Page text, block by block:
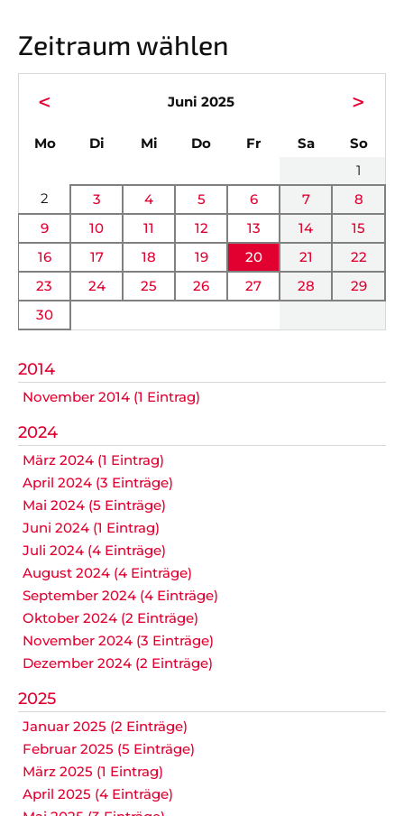
Zeitraum wählen
< Juni 2025 >
Montag Dienstag
Mittwoch
Donnerstag
Freitag SamstagSo
1
2
3 4 5 6 7
8
9
10 11 12 13 14
15
16
17 18 19 20 21
22
23
24 25 26 27 28
29
30
2014
November 2014 (1 Eintrag)
2024
März 2024 (1 Eintrag)
April 2024 (3 Einträge)
Mai 2024 (5 Einträge)
Juni 2024 (1 Eintrag)
Juli 2024 (4 Einträge)
August 2024 (4 Einträge)
September 2024 (4 Einträge)
Oktober 2024 (2 Einträge)
November 2024 (3 Einträge)
Dezember 2024 (2 Einträge)
2025
Januar 2025 (2 Einträge)
Februar 2025 (5 Einträge)
März 2025 (1 Eintrag)
April 2025 (4 Einträge)
Nicht das Richtige gefunden?
Bitte nehmen Sie Kontakt mit uns auf. Wir helfen
post@svo.germaringen.de
Navigation
überspringen
Anfahrt Impressum Datenschutz